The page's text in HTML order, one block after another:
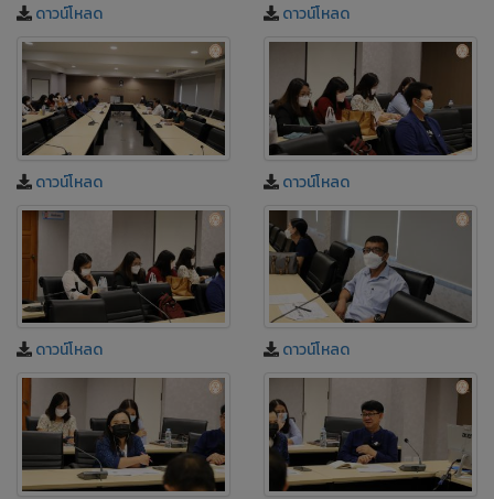
ดาวน์โหลด ดาวน์โหลด
ดาวน์โหลด ดาวน์โหลด
ดาวน์โหลด ดาวน์โหลด